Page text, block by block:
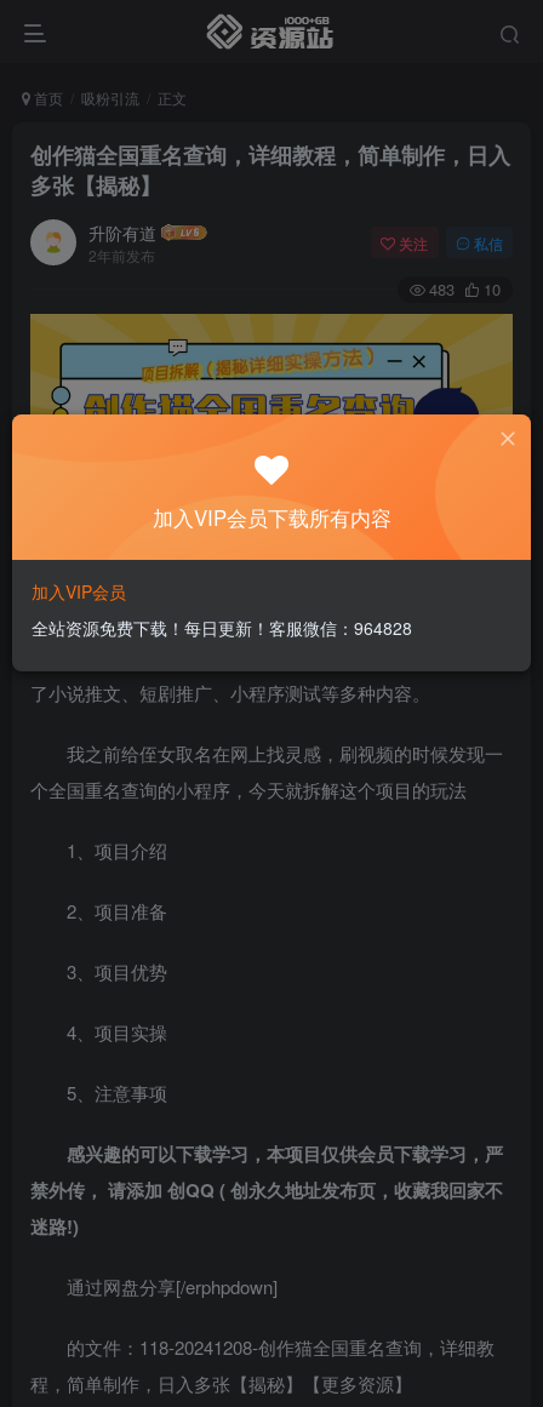
首页 吸粉引流 正文
创作猫全国重名查询，详细教程，简单制作，日入
多张【揭秘】
升阶有道
2年前发布
关注 私信
483 10
创作猫的基础功能：去水印、智能配音、老照片修复
等，想必大家都有耳闻。
了小说推文、短剧推广、小程序测试等多种内容。
我之前给侄女取名在网上找灵感，刷视频的时候发现一
个全国重名查询的小程序，今天就拆解这个项目的玩法
1、项目介绍
2、项目准备
3、项目优势
4、项目实操
5、注意事项
感兴趣的可以下载学习，本项目仅供会员下载学习，严
禁外传， 请添加 创QQ ( 创永久地址发布页，收藏我回家不
迷路!)
通过网盘分享[/erphpdown]
的文件：118-20241208-创作猫全国重名查询，详细教
程，简单制作，日入多张【揭秘】【更多资源】
加入VIP会员下载所有内容
加入VIP会员
全站资源免费下载！每日更新！客服微信：964828